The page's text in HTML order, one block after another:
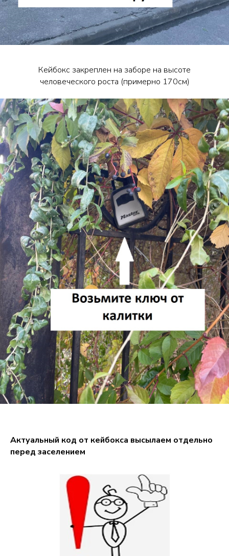
Кейбокс закреплен на заборе на высоте
человеческого роста (примерно 170см)
Актуальный код от кейбокса высылаем отдельно
перед заселением